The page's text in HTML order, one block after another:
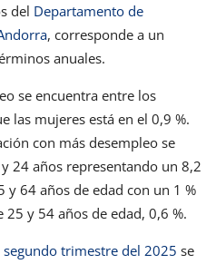
del Departamento de
, corresponde a un
anuales.
se encuentra entre los
las mujeres está en el 0,9 %.
con más desempleo se
24 años representando un 8,2
y 64 años de edad con un 1 %
y 54 años de edad, 0,6 %.
trimestre del 2025 se